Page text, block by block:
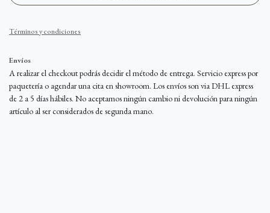
Términos y condiciones
Envíos
A realizar el checkout podrás decidir el método de entrega. Servicio express por
paquetería o agendar una cita en showroom. Los envíos son via DHL express
de 2 a 5 días hábiles. No aceptamos ningún cambio ni devolución para ningún
artículo al ser considerados de segunda mano.